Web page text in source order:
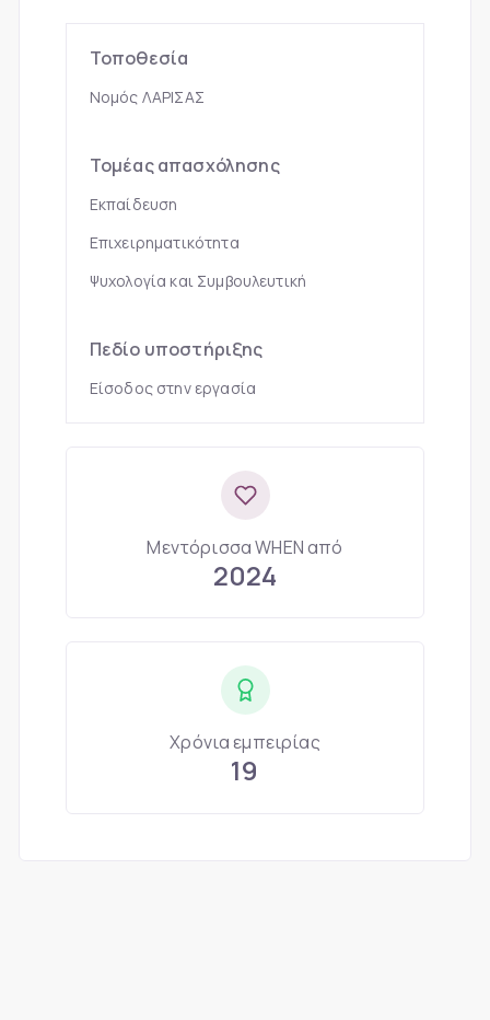
Τοποθεσία
Νομός ΛΑΡΙΣΑΣ
Τομέας απασχόλησης
Εκπαίδευση
Επιχειρηματικότητα
Ψυχολογία και Συμβουλευτική
Πεδίο υποστήριξης
Είσοδος στην εργασία
Μεντόρισσα WHEN από
2024
Χρόνια εμπειρίας
19